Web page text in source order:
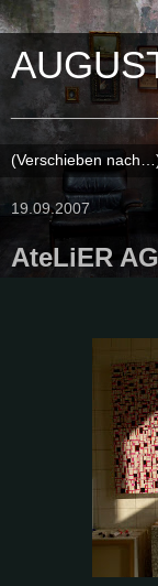
19.09.2007
AteLiER